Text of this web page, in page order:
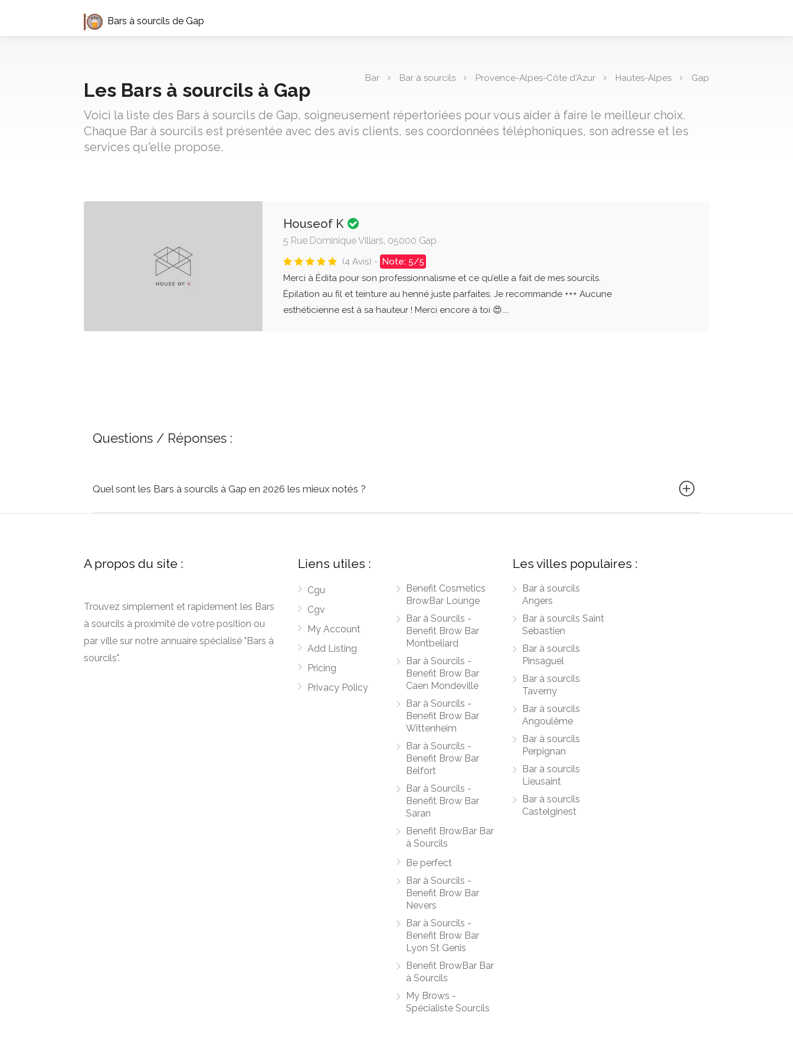
Bars à sourcils de Gap
Bar Bar à sourcils Provence-Alpes-Côte d'Azur Hautes-Alpes Gap
Les Bars à sourcils à Gap
Voici la liste des Bars à sourcils de Gap, soigneusement répertoriées pour vous aider à faire le meilleur choix.
Chaque Bar à sourcils est présentée avec des avis clients, ses coordonnées téléphoniques, son adresse et les
services qu'elle propose.
Houseof K
5 Rue Dominique Villars, 05000 Gap
(4 Avis) - Note: 5/5
Merci à Édita pour son professionnalisme et ce qu’elle a fait de mes sourcils.
Épilation au fil et teinture au henné juste parfaites. Je recommande +++ Aucune
esthéticienne est à sa hauteur ! Merci encore à toi 😍....
Questions / Réponses :
Quel sont les Bars à sourcils à Gap en 2026 les mieux notés ?
A propos du site :
Trouvez simplement et rapidement les Bars
à sourcils à proximité de votre position ou
par ville sur notre annuaire spécialisé "Bars à
sourcils".
Liens utiles :
Cgu
Cgv
My Account
Add Listing
Pricing
Privacy Policy
Benefit Cosmetics
BrowBar Lounge
Bar à Sourcils -
Benefit Brow Bar
Montbeliard
Bar à Sourcils -
Benefit Brow Bar
Caen Mondeville
Bar à Sourcils -
Benefit Brow Bar
Wittenheim
Bar à Sourcils -
Benefit Brow Bar
Belfort
Bar à Sourcils -
Benefit Brow Bar
Saran
Benefit BrowBar Bar
à Sourcils
Be perfect
Bar à Sourcils -
Benefit Brow Bar
Nevers
Bar à Sourcils -
Benefit Brow Bar
Lyon St Genis
Benefit BrowBar Bar
à Sourcils
My Brows -
Spécialiste Sourcils
Les villes populaires :
Bar à sourcils
Angers
Bar à sourcils Saint
Sebastien
Bar à sourcils
Pinsaguel
Bar à sourcils
Taverny
Bar à sourcils
Angoulême
Bar à sourcils
Perpignan
Bar à sourcils
Lieusaint
Bar à sourcils
Castelginest